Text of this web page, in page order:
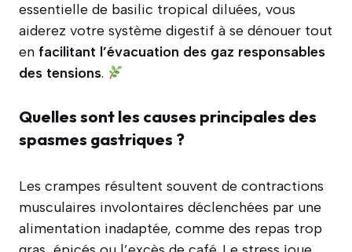
essentielle de basilic tropical diluées, vous
aiderez votre système digestif à se dénouer tout
en facilitant l’évacuation des gaz responsables
des tensions.
Quelles sont les causes principales des
spasmes gastriques ?
Les crampes résultent souvent de contractions
musculaires involontaires déclenchées par une
alimentation inadaptée, comme des repas trop